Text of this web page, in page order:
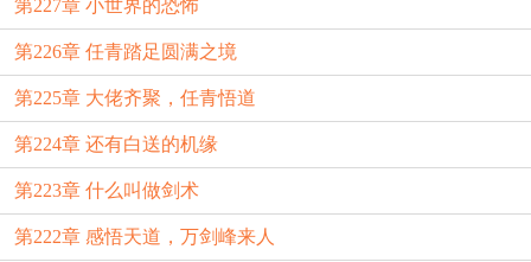
第227章 小世界的恐怖
第226章 任青踏足圆满之境
第225章 大佬齐聚，任青悟道
第224章 还有白送的机缘
第223章 什么叫做剑术
第222章 感悟天道，万剑峰来人